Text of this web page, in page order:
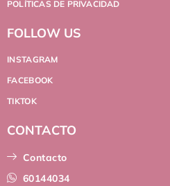
POLÍTICAS DE PRIVACIDAD
FOLLOW US
INSTAGRAM
FACEBOOK
TIKTOK
CONTACTO
Contacto
60144034